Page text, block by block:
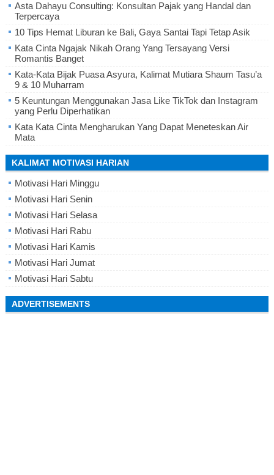
Asta Dahayu Consulting: Konsultan Pajak yang Handal dan
Terpercaya
10 Tips Hemat Liburan ke Bali, Gaya Santai Tapi Tetap Asik
Kata Cinta Ngajak Nikah Orang Yang Tersayang Versi
Romantis Banget
Kata-Kata Bijak Puasa Asyura, Kalimat Mutiara Shaum Tasu’a
9 & 10 Muharram
5 Keuntungan Menggunakan Jasa Like TikTok dan Instagram
yang Perlu Diperhatikan
Kata Kata Cinta Mengharukan Yang Dapat Meneteskan Air
Mata
KALIMAT MOTIVASI HARIAN
Motivasi Hari Minggu
Motivasi Hari Senin
Motivasi Hari Selasa
Motivasi Hari Rabu
Motivasi Hari Kamis
Motivasi Hari Jumat
Motivasi Hari Sabtu
ADVERTISEMENTS